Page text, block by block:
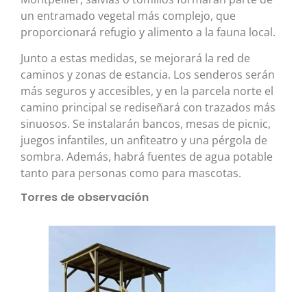
un entramado vegetal más complejo, que
proporcionará refugio y alimento a la fauna local.
Junto a estas medidas, se mejorará la red de
caminos y zonas de estancia. Los senderos serán
más seguros y accesibles, y en la parcela norte el
camino principal se rediseñará con trazados más
sinuosos. Se instalarán bancos, mesas de picnic,
juegos infantiles, un anfiteatro y una pérgola de
sombra. Además, habrá fuentes de agua potable
tanto para personas como para mascotas.
Torres de observación